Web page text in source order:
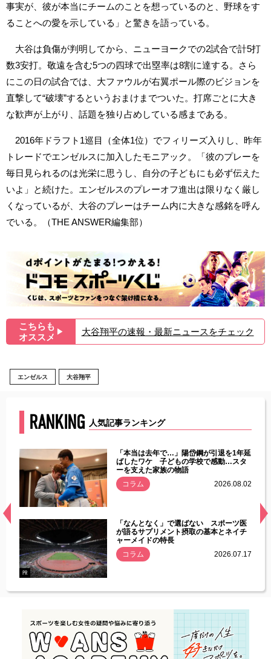
事実が、彼が本当にチームのことを想っているのと、野球をす
ることへの愛を示している」と驚きを語っている。
大谷は負傷が判明してから、ニューヨークでの2試合で計5打
数3安打。敬遠を含む5つの四球で出塁率は8割に達する。さら
にこの日の試合では、大ファウルが右翼ポール際のビジョンを
直撃して“破壊”するというおまけまでついた。打席ごとに大き
な歓声が上がり、話題を独り占めしている感まである。
2016年ドラフト1巡目（全体1位）でフィリーズ入りし、昨年
トレードでエンゼルスに加入したモニアック。「彼のプレーを
毎日見られるのは光栄に思うし、自分の子どもにも必ず伝えた
いよ」と続けた。エンゼルスのプレーオフ進出は限りなく厳し
くなっているが、大谷のプレーはチーム内に大きな感銘を呼ん
でいる。（THE ANSWER編集部）
こちらも
オススメ ▶︎ 大谷翔平の速報・最新ニュースをチェック
エンゼルス 大谷翔平
RANKING 人気記事ランキング
常
「本当は去年で…」陽岱鋼が引退を1年延
ばしたワケ 子どもの学校で感動…スタ
ーを支えた家族の物語
コラム
2026.08.02
PR
「なんとなく」で選ばない スポーツ医
が語るサプリメント摂取の基本とネイチ
ャーメイドの特長
コラム
2026.07.17